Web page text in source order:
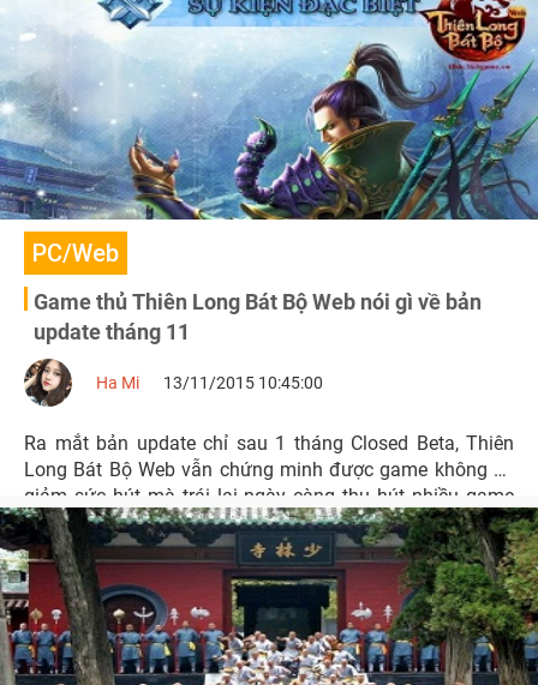
PC/Web
Game thủ Thiên Long Bát Bộ Web nói gì về bản
update tháng 11
Ha Mi 13/11/2015 10:45:00
Ra mắt bản update chỉ sau 1 tháng Closed Beta, Thiên
Long Bát Bộ Web vẫn chứng minh được game không hề
giảm sức hút mà trái lại ngày càng thu hút nhiều game
thủ quan tâm hơn.